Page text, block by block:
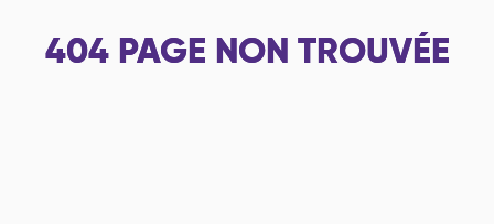
404 PAGE NON TROUVÉE